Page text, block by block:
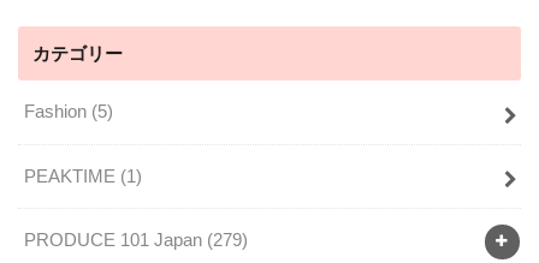
カテゴリー
Fashion (5)
PEAKTIME (1)
PRODUCE 101 Japan (279)